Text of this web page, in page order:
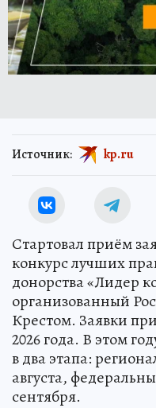
Источник: kp.ru
Стартовал приём
конкурс лучших
донорства «Лидер
организованный
Крестом. Заявки
2026 года. В этом
в два этапа:
августа,
сентября.